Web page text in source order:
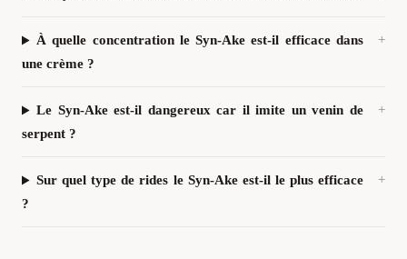
À quelle concentration le Syn-Ake est-il efficace dans
une crème ?
Le Syn-Ake est-il dangereux car il imite un venin de
serpent ?
Sur quel type de rides le Syn-Ake est-il le plus efficace
?